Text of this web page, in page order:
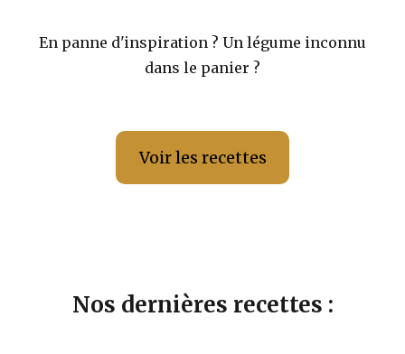
En panne d'inspiration ? Un légume inconnu
dans le panier ?
Voir les recettes
Nos dernières recettes :